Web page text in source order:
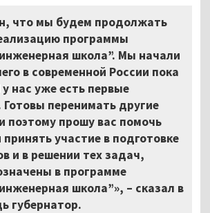
что мы будем продолжать
программы
школа”. Мы начали
в современной России пока
нас уже есть первые
Готовы перенимать другие
поэтому прошу вас помочь
участие в подготовке
и в решении тех задач,
в программе
школа”», – сказал в
губернатор.